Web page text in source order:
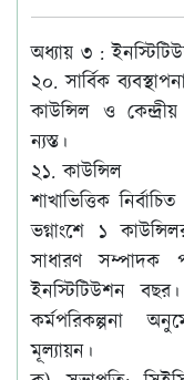
অধ্যায় ৩ :
২০. সার্বিক
কাউন্সিল ও
ন্যস্ত।
২১. কাউন্সিল
শাখাভিত্তিক
ভগ্নাংশে ১
সাধারণ সম্পাদক
ইনস্টিটিউশন
কর্মপরিকল্পনা
মূল্যায়ন।